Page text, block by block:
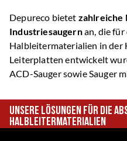
Depureco bietet zahlreiche
Industriesaugernan, die für
Halbleitermaterialien in der
Leiterplatten entwickelt
ACD-Sauger sowie Sauger
Unsere Lösungen für die
Halbleitermaterialien